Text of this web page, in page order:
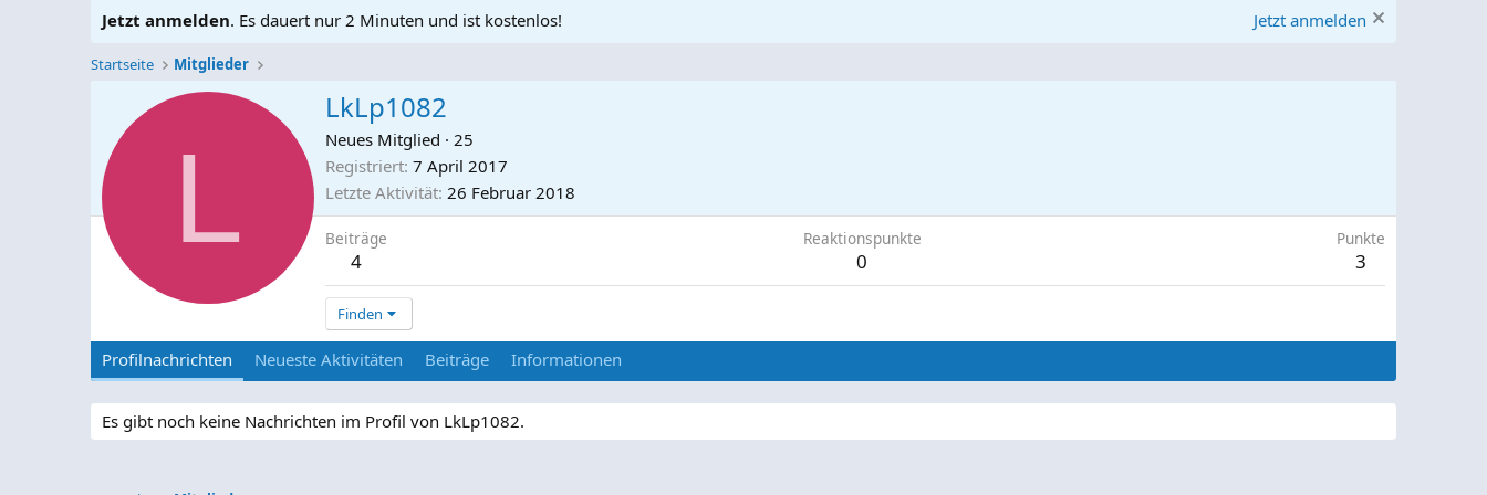
Jetzt anmelden. Es dauert nur 2 Minuten und ist kostenlos! Jetzt anmelden
Startseite Mitglieder
L
LkLp1082
Neues Mitglied · 25
Registriert 7 April 2017
Letzte Aktivität 26 Februar 2018
Beiträge
4
Reaktionspunkte
0
Punkte
3
Finden
Profilnachrichten Neueste Aktivitäten Beiträge Informationen
Es gibt noch keine Nachrichten im Profil von LkLp1082.